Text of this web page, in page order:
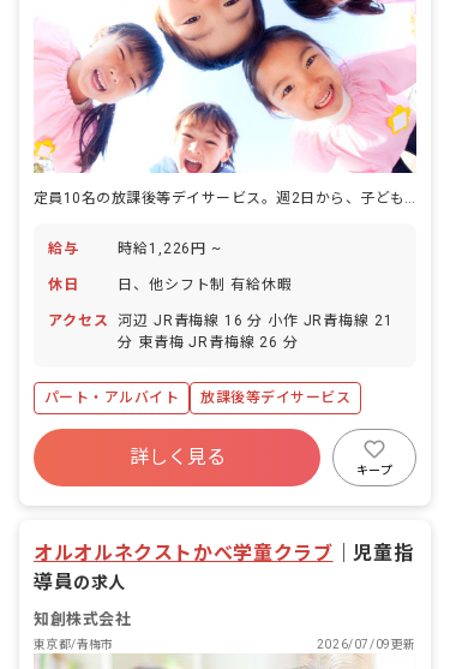
定員10名の放課後等デイサービス。週2日から、子どもの成長を近くで支える仕事です。
給与 時給1,226円 ~
休日 日、他シフト制 有給休暇
アクセス
河辺 JR青梅線 16 分 小作 JR青梅線 21
分 東青梅 JR青梅線 26 分
パート・アルバイト 放課後等デイサービス
詳しく見る
キープ
オルオルネクストかべ学童クラブ ｜児童指
導員の求人
知創株式会社
東京都/青梅市 2026/07/09更新